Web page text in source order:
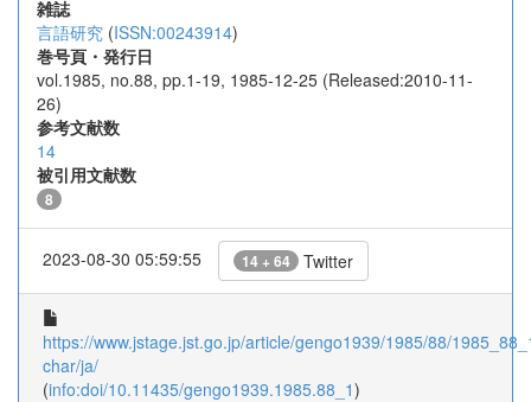
雑誌
言語研究 (ISSN:00243914)
巻号頁・発行日
vol.1985, no.88, pp.1-19, 1985-12-25 (Released:2010-11-
26)
参考文献数
14
被引用文献数
8
2023-08-30 05:59:55 14 + 64 Twitter
https://www.jstage.jst.go.jp/article/gengo1939/1985/88/
char/ja/
(info:doi/10.11435/gengo1939.1985.88_1)